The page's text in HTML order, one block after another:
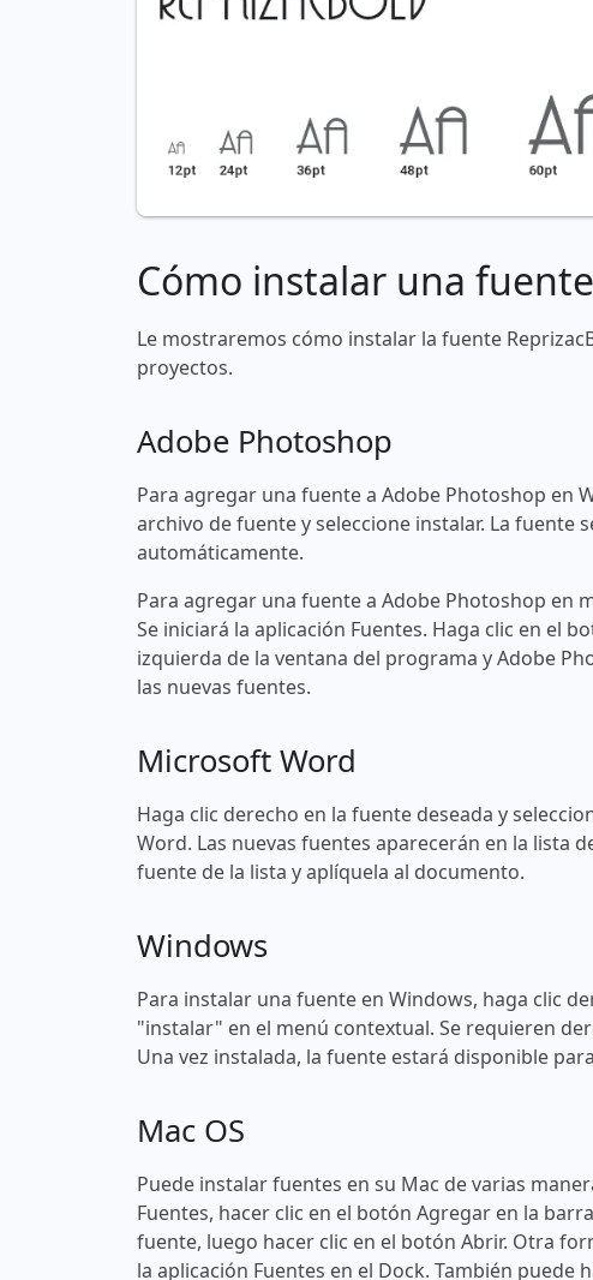
Cómo instalar una fuente
Le mostraremos cómo instalar la fuente
proyectos.
Adobe Photoshop
Para agregar una fuente a Adobe Photoshop en
archivo de fuente y seleccione instalar. La fuente
automáticamente.
Para agregar una fuente a Adobe Photoshop en
Se iniciará la aplicación Fuentes. Haga clic en el
izquierda de la ventana del programa y Adobe
las nuevas fuentes.
Microsoft Word
Haga clic derecho en la fuente deseada y
Word. Las nuevas fuentes aparecerán en la lista
fuente de la lista y aplíquela al documento.
Windows
Para instalar una fuente en Windows, haga clic
"instalar" en el menú contextual. Se requieren
Una vez instalada, la fuente estará disponible
Mac OS
Puede instalar fuentes en su Mac de varias
Fuentes, hacer clic en el botón Agregar en la
fuente, luego hacer clic en el botón Abrir. Otra
la aplicación Fuentes en el Dock. También puede